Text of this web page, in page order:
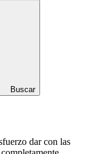
Buscar
dar con las